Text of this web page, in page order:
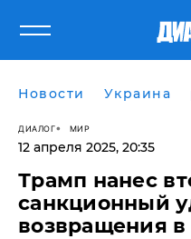
Новости Украина
ДИАЛОГ МИР
12 апреля 2025, 20:35
Трамп нанес
санкционный
возвращения